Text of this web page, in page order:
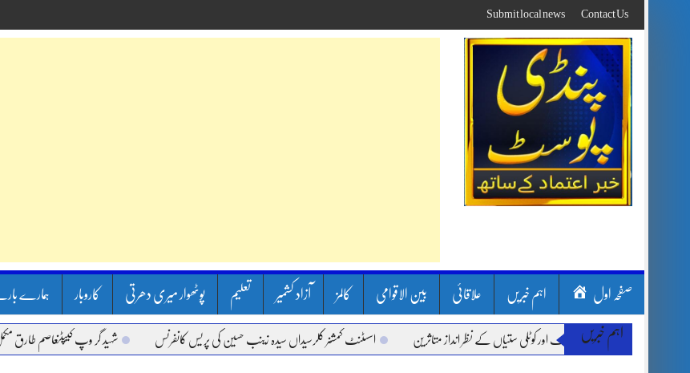
to
content
Contact Us
Submit local news
صفحہ اول اہم خبریں علاقائی بین الاقوامی کالمز آزاد کشمیر تعلیم پوٹھوار میری دھرتی کاروبار ہمارے
اہم خبریں
سون بارشیں، لینڈ سلائیڈنگ اور کوٹلی ستیاں کے نظر انداز متاثرین اسسٹنٹ کمشنر کلرسیداں سیدہ زینب حسین کی پریس کانفرنس شہید گر وپ کیپٹنعاصم طارق مکمل